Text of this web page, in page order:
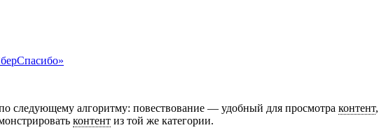
следующему алгоритму: повествование — удобный для просмотра контент
контент из той же категории.